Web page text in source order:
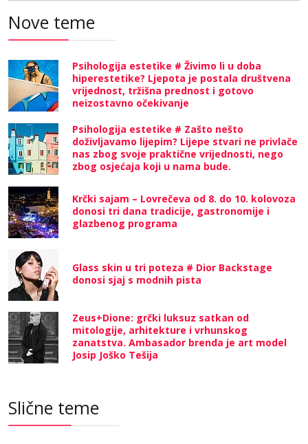
Nove teme
Psihologija estetike # Živimo li u doba
hiperestetike? Ljepota je postala društvena
vrijednost, tržišna prednost i gotovo
neizostavno očekivanje
Psihologija estetike # Zašto nešto
doživljavamo lijepim? Lijepe stvari ne privlače
nas zbog svoje praktične vrijednosti, nego
zbog osjećaja koji u nama bude.
Krčki sajam – Lovrečeva od 8. do 10. kolovoza
donosi tri dana tradicije, gastronomije i
glazbenog programa
Glass skin u tri poteza # Dior Backstage
donosi sjaj s modnih pista
Zeus+Dione: grčki luksuz satkan od
mitologije, arhitekture i vrhunskog
zanatstva. Ambasador brenda je art model
Josip Joško Tešija
Slične teme